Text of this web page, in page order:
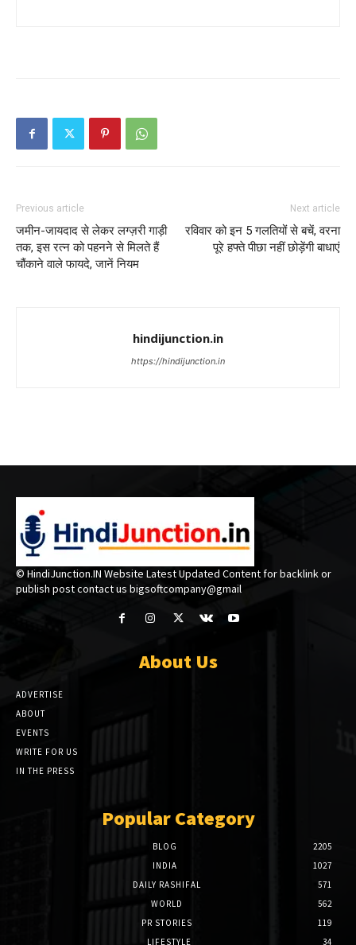
Previous article
जमीन-जायदाद से लेकर लग्ज़री गाड़ी
तक, इस रत्न को पहनने से मिलते हैं
चौंकाने वाले फायदे, जानें नियम
Next article
रविवार को इन 5 गलतियों से बचें, वरना
पूरे हफ्ते पीछा नहीं छोड़ेंगी बाधाएं
hindijunction.in
https://hindijunction.in
© HindiJunction.IN Website Latest Updated Content for backlink or
publish post contact us bigsoftcompany@gmail
About Us
ADVERTISE
ABOUT
EVENTS
WRITE FOR US
IN THE PRESS
Popular Category
BLOG
2205
INDIA
1027
DAILY RASHIFAL
571
WORLD
562
PR STORIES
119
LIFESTYLE
34